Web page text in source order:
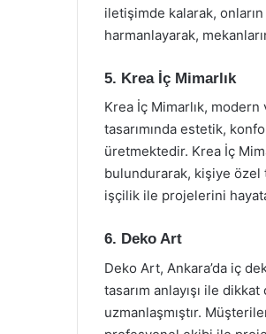
iletişimde kalarak,
harmanlayarak,
5. Krea İç Mimarlık
Krea İç Mimarlık, modern
tasarımında estetik,
üretmektedir. Krea İç
bulundurarak, kişiye özel
işçilik ile projelerini
6. Deko Art
Deko Art, Ankara’da iç
tasarım anlayışı ile
uzmanlaşmıştır.